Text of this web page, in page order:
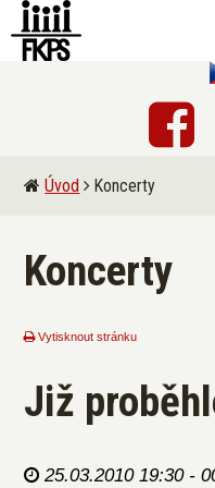
Úvod Koncerty
Koncerty
Vytisknout stránku
Již
25.03.2010 19:30 -